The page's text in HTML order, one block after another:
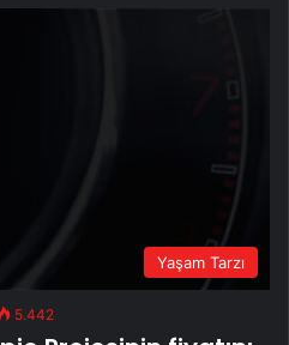
Yaşam Tarzı
5.442